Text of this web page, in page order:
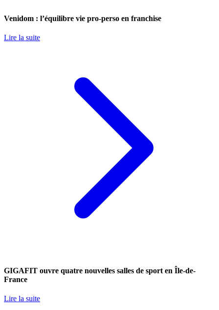
Venidom : l’équilibre vie pro-perso en franchise
Lire la suite
GIGAFIT ouvre quatre nouvelles salles de sport en Île-de-
France
Lire la suite